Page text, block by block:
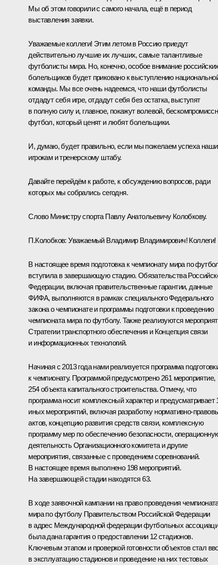
Мы об этом говорили с самого начала, ещё в период
выставления заявки.
Уважаемые коллеги! Этим летом в Россию приедут
действительно лучшие их лучших, самые талантливые
футболисты мира. Но, конечно, особое внимание
болельщиков будет приковано к выступлению
команды. Мы все очень надеемся, что наши футболисты
отдадут себя игре, отдадут себя без остатка, выступят
в полную силу и, главное, покажут волевой,
футбол, который ценят и любят болельщики.
И, думаю, будет правильно, если мы пожелаем успеха
игрокам и тренерскому штабу.
Давайте перейдём к работе, к обсуждению вопросов, ради
которых мы собрались сегодня.
Слово Министру спорта Павлу Анатольевичу Колобкову.
П.Колобков: Уважаемый Владимир Владимирович! Коллеги!
В настоящее время подготовка к чемпионату мира по
вступила в завершающую стадию. Обязательства
Федерации, включая правительственные гарантии, данные
ФИФА, выполняются в рамках специального Федерального
закона о чемпионате и программы подготовки к проведению
чемпионата мира по футболу. Также реализуются
Стратегии транспортного обеспечения и Концепция связи
и информационных технологий.
Начиная с 2013 года нами реализуется программа
к чемпионату. Программой предусмотрено 261 мероприятие,
254 объекта капитального строительства. Отмечу, что
программа носит комплексный характер и предусматривает
иных мероприятий, включая разработку нормативно-
актов, концепцию развития средств связи, комплексную
программу мер по обеспечению безопасности,
деятельность Организационного комитета и другие
мероприятия, связанные с проведением соревнований.
В настоящее время выполнено 198 мероприятий.
На завершающей стадии находятся 63.
В ходе заявочной кампании на право проведения
мира по футболу Правительством Российской Федерации
в адрес Международной федерации футбольных
была дана гарантия о предоставлении 12 стадионов.
Ключевым этапом и проверкой готовности объектов стал
в эксплуатацию стадионов и проведение на них тестовых